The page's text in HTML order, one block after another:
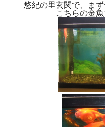
悠紀の里玄関で、ま
こちらの金魚